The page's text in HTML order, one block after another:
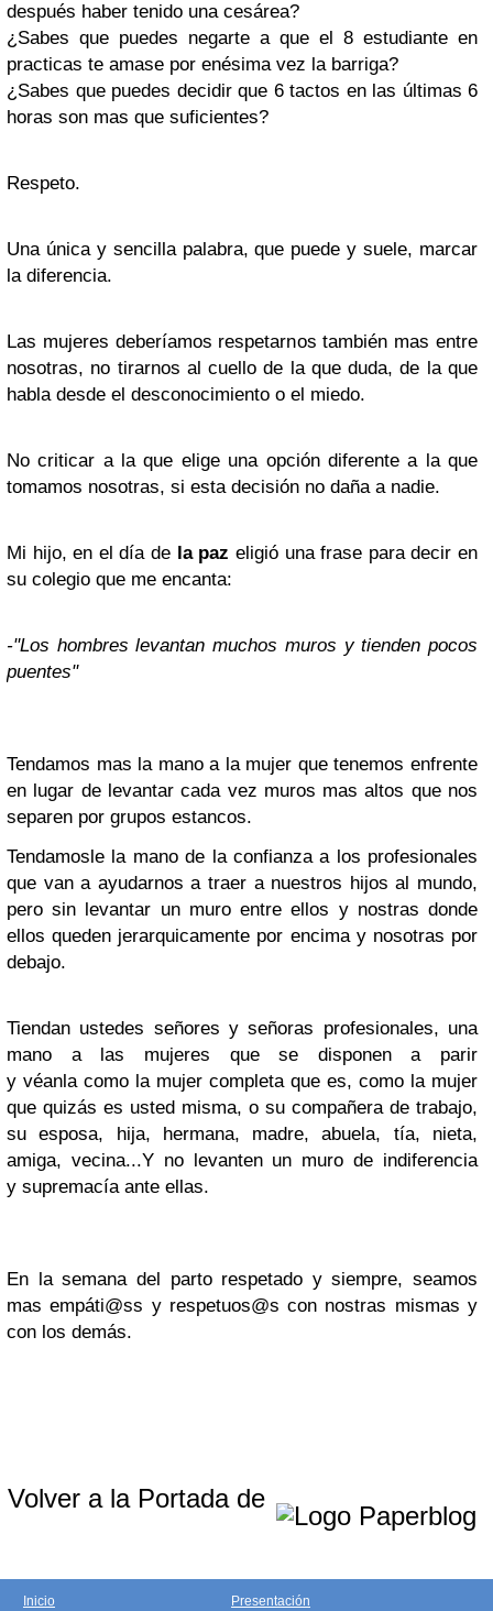
después haber tenido una cesárea?
¿Sabes que puedes negarte a que el 8 estudiante en
practicas te amase por enésima vez la barriga?
¿Sabes que puedes decidir que 6 tactos en las últimas 6
horas son mas que suficientes?
Respeto.
Una única y sencilla palabra, que puede y suele, marcar
la diferencia.
Las mujeres deberíamos respetarnos también mas entre
nosotras, no tirarnos al cuello de la que duda, de la que
habla desde el desconocimiento o el miedo.
No criticar a la que elige una opción diferente a la que
tomamos nosotras, si esta decisión no daña a nadie.
Mi hijo, en el día de la paz eligió una frase para decir en
su colegio que me encanta:
-"Los hombres levantan muchos muros y tienden pocos
puentes"
Tendamos mas la mano a la mujer que tenemos enfrente
en lugar de levantar cada vez muros mas altos que nos
separen por grupos estancos.
Tendamosle la mano de la confianza a los profesionales
que van a ayudarnos a traer a nuestros hijos al mundo,
pero sin levantar un muro entre ellos y nostras donde
ellos queden jerarquicamente por encima y nosotras por
debajo.
Tiendan ustedes señores y señoras profesionales, una
mano a las mujeres que se disponen a parir
y véanla como la mujer completa que es, como la mujer
que quizás es usted misma, o su compañera de trabajo,
su esposa, hija, hermana, madre, abuela, tía, nieta,
amiga, vecina...Y no levanten un muro de indiferencia
y supremacía ante ellas.
En la semana del parto respetado y siempre, seamos
mas empáti@ss y respetuos@s con nostras mismas y
con los demás.
Volver a la Portada de
Inicio Presentación